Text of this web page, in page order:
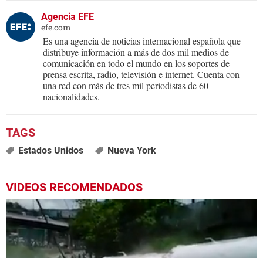
Agencia EFE
efe.com
Es una agencia de noticias internacional española que
distribuye información a más de dos mil medios de
comunicación en todo el mundo en los soportes de
prensa escrita, radio, televisión e internet. Cuenta con
una red con más de tres mil periodistas de 60
nacionalidades.
Estados Unidos Nueva York
VIDEOS RECOMENDADOS